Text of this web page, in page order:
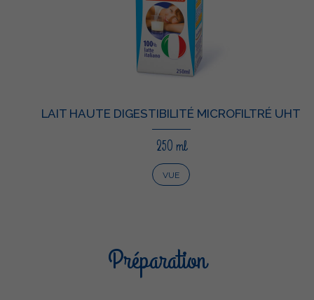
LAIT HAUTE DIGESTIBILITÉ MICROFILTRÉ UHT
250 ml
VUE
Préparation